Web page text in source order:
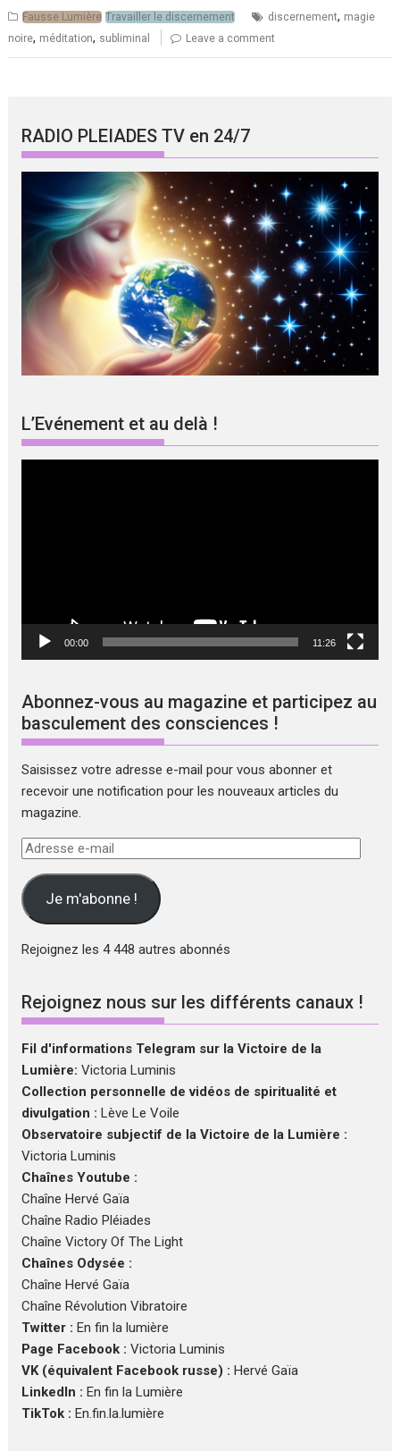
Fausse Lumière Travailler le discernement discernement, magie
noire, méditation, subliminal Leave a comment
RADIO PLEIADES TV en 24/7
L’Evénement et au delà !
00:00 11:26
Abonnez-vous au magazine et participez au
basculement des consciences !
Saisissez votre adresse e-mail pour vous abonner et
recevoir une notification pour les nouveaux articles du
magazine.
Adresse
mail Je m'abonne !
Rejoignez les 4 448 autres abonnés
Rejoignez nous sur les différents canaux !
Fil d'informations Telegram sur la Victoire de la
Lumière: Victoria Luminis
Collection personnelle de vidéos de spiritualité et
divulgation : Lève Le Voile
Observatoire subjectif de la Victoire de la Lumière :
Victoria Luminis
Chaînes Youtube :
Chaîne Hervé Gaïa
Chaîne Radio Pléiades
Chaîne Victory Of The Light
Chaînes Odysée :
Chaîne Hervé Gaïa
Chaîne Révolution Vibratoire
Twitter : En fin la lumière
Page Facebook : Victoria Luminis
VK (équivalent Facebook russe) : Hervé Gaïa
LinkedIn : En fin la Lumière
TikTok : En.fin.la.lumière